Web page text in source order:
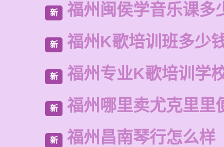
新 福州闽侯学音乐课多
新 福州K歌培训班多少
新 福州专业K歌培训学
新 福州哪里卖尤克里里
新 福州昌南琴行怎么样